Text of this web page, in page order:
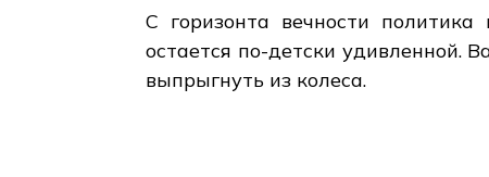
С горизонта вечности
остается по-детски удивленной.
выпрыгнуть из колеса.